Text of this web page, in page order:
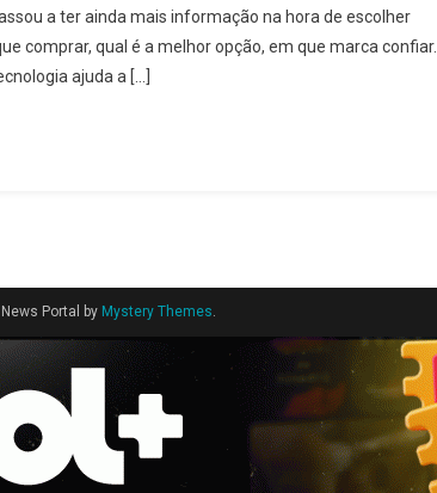
a ter ainda mais informação na hora de escolher
comprar, qual é a melhor opção, em que marca confiar.
ajuda a […]
Portal by Mystery Themes.